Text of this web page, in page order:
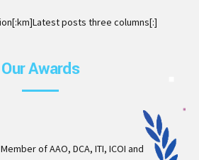
posts three columns[:]
Our Awards
of AAO, DCA, ITI, ICOI and